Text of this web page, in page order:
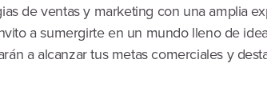
de ventas y marketing con una amplia
a sumergirte en un mundo lleno de
a alcanzar tus metas comerciales y